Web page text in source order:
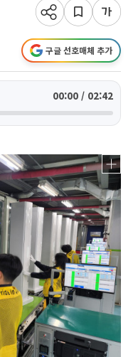
구글 선호매체 추가
00:00 / 02:42